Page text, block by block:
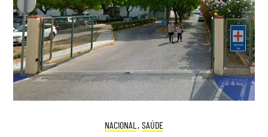
NACIONAL , SAÚDE